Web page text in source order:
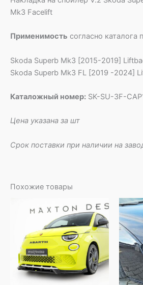
Mk3 Facelift
Применимость согласно каталога
Skoda Superb Mk3 [2015-2019]
Skoda Superb Mk3 FL [2019 -2024]
Каталожный номер: SK-SU-3F-
Цена указана за шт
Срок поставки при наличии на
Похожие товары